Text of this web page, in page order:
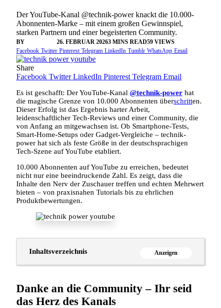
Der YouTube-Kanal @technik-power knackt die 10.000-
Abonnenten-Marke – mit einem großen Gewinnspiel,
starken Partnern und einer begeisterten Community.
BY 26. FEBRUAR 20263 MINS READ59 VIEWS
Facebook Twitter Pinterest Telegram LinkedIn Tumblr WhatsApp Email
Share
Facebook Twitter LinkedIn Pinterest Telegram Email
Es ist geschafft: Der YouTube-Kanal @technik-power hat
die magische Grenze von 10.000 Abonnenten überschritten.
Dieser Erfolg ist das Ergebnis harter Arbeit,
leidenschaftlicher Tech-Reviews und einer Community, die
von Anfang an mitgewachsen ist. Ob Smartphone-Tests,
Smart-Home-Setups oder Gadget-Vergleiche – technik-
power hat sich als feste Größe in der deutschsprachigen
Tech-Szene auf YouTube etabliert.
10.000 Abonnenten auf YouTube zu erreichen, bedeutet
nicht nur eine beeindruckende Zahl. Es zeigt, dass die
Inhalte den Nerv der Zuschauer treffen und echten Mehrwert
bieten – von praxisnahen Tutorials bis zu ehrlichen
Produktbewertungen.
Inhaltsverzeichnis Anzeigen
Danke an die Community – Ihr seid
das Herz des Kanals